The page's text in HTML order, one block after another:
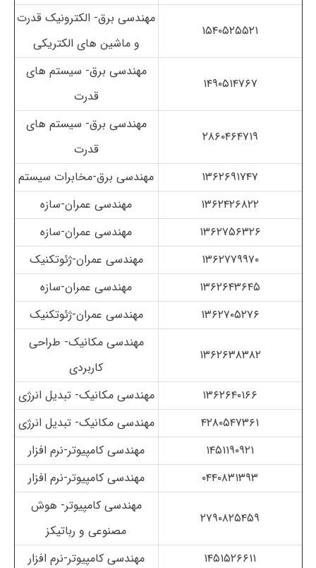
۱۵۴۰۵۲۵۵۲۱
مهندسی برق- الکترونیک قدرت
و ماشین های الکتریکی
۱۴۹۰۵۱۴۷۶۷
مهندسی برق- سیستم های
قدرت
۲۸۶۰۴۶۴۷۱۹
مهندسی برق- سیستم های
قدرت
۱۳۶۲۶۹۱۷۴۷
مهندسی برق-مخابرات سیستم
۱۳۶۲۴۲۶۸۲۲
مهندسی عمران-سازه
۱۳۶۲۷۵۶۳۲۶
مهندسی عمران-سازه
۱۳۶۲۷۷۹۹۷۰
مهندسی عمران-ژئوتکنیک
۱۳۶۲۶۴۳۶۴۵
مهندسی عمران-سازه
۱۳۶۲۷۰۵۲۷۶
مهندسی عمران-ژئوتکنیک
۱۳۶۲۶۳۸۳۸۲
مهندسی مکانیک- طراحی
کاربردی
۱۳۶۲۶۴۰۱۶۶
مهندسی مکانیک- تبدیل انرژی
۴۲۸۰۵۴۷۳۶۱
مهندسی مکانیک- تبدیل انرژی
۱۴۵۱۱۹۰۹۲۱
مهندسی کامپیوتر-نرم افزار
۰۴۴۰۸۳۱۳۹۳
مهندسی کامپیوتر-نرم افزار
۲۷۹۰۸۲۵۴۵۹
مهندسی کامپیوتر- هوش
مصنوعی و رباتیکز
۱۴۵۱۵۲۶۶۱۱
مهندسی کامپیوتر-نرم افزار